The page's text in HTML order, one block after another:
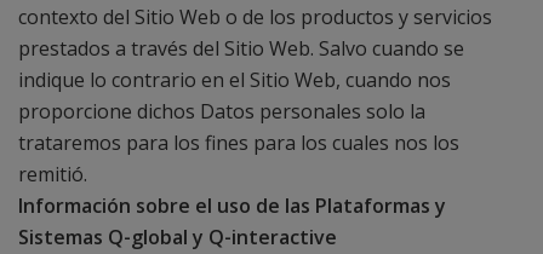
contexto del Sitio Web o de los productos y servicios
prestados a través del Sitio Web. Salvo cuando se
indique lo contrario en el Sitio Web, cuando nos
proporcione dichos Datos personales solo la
trataremos para los fines para los cuales nos los
remitió.
Información sobre el uso de las Plataformas y
Sistemas Q-global y Q-interactive